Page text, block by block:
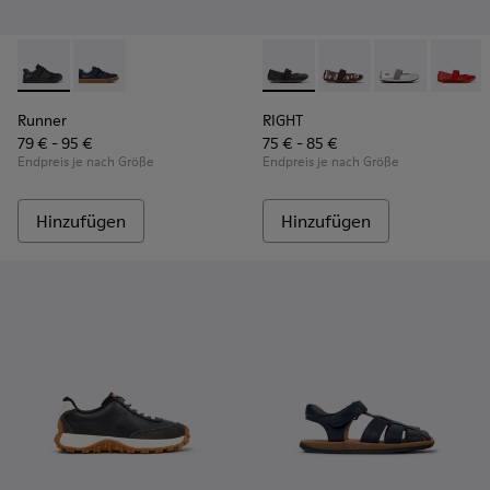
Runner - K800319-001 - Schwarze Sneaker aus Leder und
Runner - K800319-006
Runner
79 € - 95 €
Endpreis je nach Größe
Hinzufügen
RIGHT - 80025-053 -
RIGHT - 80025-160
RIGHT -
RIGHT
75 € - 85 €
Endpreis je nach Größe
Hinzufügen